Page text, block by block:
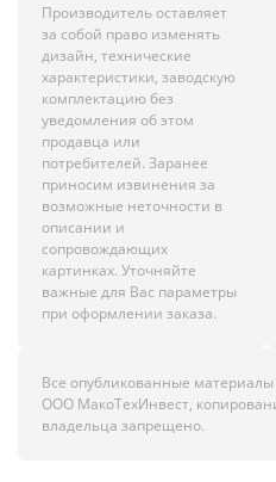
Производитель оставляет
за собой право изменять
дизайн, технические
характеристики, заводскую
комплектацию без
уведомления об этом
продавца или
потребителей. Заранее
приносим извинения за
возможные неточности в
описании и
сопровождающих
картинках. Уточняйте
важные для Вас параметры
при оформлении заказа.
Все опубликованные
ООО МакоТехИнвест,
владельца запрещено.